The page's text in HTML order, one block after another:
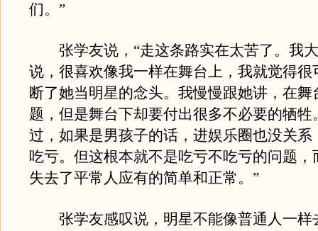
们。”
张学友说，“走这条路实在太苦了。我
说，很喜欢像我一样在舞台上，我就觉得很
断了她当明星的念头。我慢慢跟她讲，在舞
题，但是舞台下却要付出很多不必要的牺牲
过，如果是男孩子的话，进娱乐圈也没关系
吃亏。但这根本就不是吃亏不吃亏的问题，
失去了平常人应有的简单和正常。”
张学友感叹说，明星不能像普通人一样